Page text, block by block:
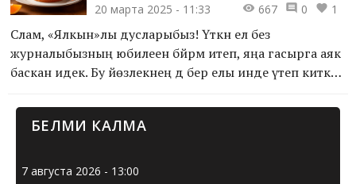
20 марта 2025 - 11:33 667 0 1
Сәлам, «Ялкын»лы дусларыбыз! Үткән ел без
журналыбызның юбилеен бәйрәм итеп, яңа гасырга аяк
баскан идек. Бу йөзлекнең дә бер елы инде үтеп киткән,
хәзер тагын да үсешкә, ачышларга илтә торган яңа
сукмакка аяк басты. Тик еллар үтеп, күп нәрсә үзгәрсә дә,
укучыбыз!
БЕЛМИ КАЛМА
7 августа 2026 - 13:00